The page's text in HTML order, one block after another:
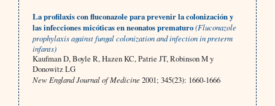
La profilaxis con fluconazole para prevenir la colonización y
las infecciones micóticas en neonatos prematuro(Fluconazole
prophylaxis against fungal colonization and infection in preterm
infants)
Kaufman D, Boyle R, Hazen KC, Patrie JT, Robinson M y
Donowitz LG
New England Journal of Medicine2001; 345(23): 1660-1666